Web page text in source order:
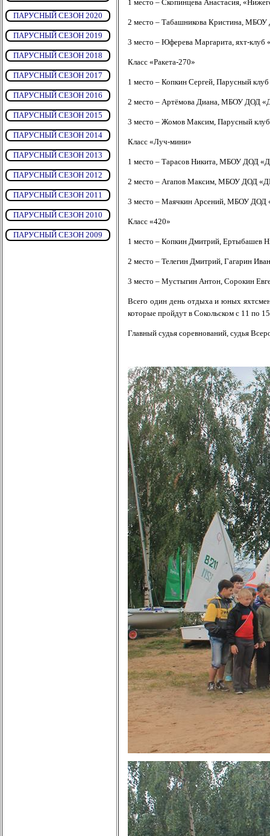
ПАРУСНЫЙ СЕЗОН 2020
ПАРУСНЫЙ СЕЗОН 2019
ПАРУСНЫЙ СЕЗОН 2018
ПАРУСНЫЙ СЕЗОН 2017
ПАРУСНЫЙ СЕЗОН 2016
ПАРУСНЫЙ СЕЗОН 2015
ПАРУСНЫЙ СЕЗОН 2014
ПАРУСНЫЙ СЕЗОН 2013
ПАРУСНЫЙ СЕЗОН 2012
ПАРУСНЫЙ СЕЗОН 2011
ПАРУСНЫЙ СЕЗОН 2010
ПАРУСНЫЙ СЕЗОН 2009
1 место – Скопинцева Анастасия,
2 место – Табашникова Кристина,
3 место – Юферева Маргарита, яхт-клуб
Класс «Ракета-270»
1 место – Копкин Сергей, Парусный
2 место – Артёмова Диана, МБОУ ДОД
3 место – Жомов Максим, Парусный клуб
Класс «Луч-мини»
1 место – Тарасов Никита, МБОУ ДОД
2 место – Агапов Максим, МБОУ ДОД
3 место – Маячкин Арсений, МБОУ ДОД
Класс «420»
1 место – Копкин Дмитрий, Ертыбашев
2 место – Телегин Дмитрий, Гагарин
3 место – Мустыгин Антон, Сорокин
Всего один день отдыха и юных
которые пройдут в Сокольском с 11 по
Главный судья соревнований, судья